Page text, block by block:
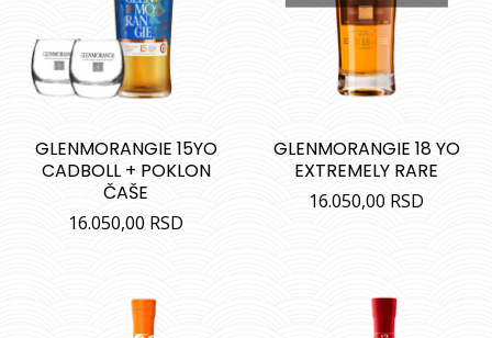
GLENMORANGIE 15YO
CADBOLL + POKLON
ČAŠE
16.050,00 RSD
GLENMORANGIE 18 YO
EXTREMELY RARE
16.050,00 RSD